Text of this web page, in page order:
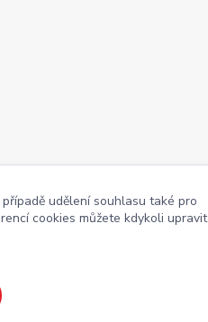
udělení souhlasu také pro
cookies můžete kdykoli upravit